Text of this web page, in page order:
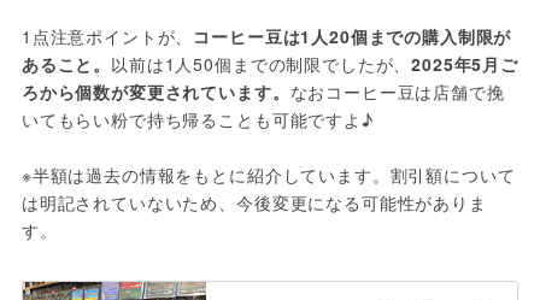
1点注意ポイントが、 コーヒー豆は1人20個までの購入制限が
あること。 以前は1人50個までの制限でしたが、2025年5月ご
ろから個数が変更されています。 なおコーヒー豆は店舗で挽
いてもらい粉で持ち帰ることも可能ですよ♪
※半額は過去の情報をもとに紹介しています。割引額について
は明記されていないため、今後変更になる可能性がありま
す。